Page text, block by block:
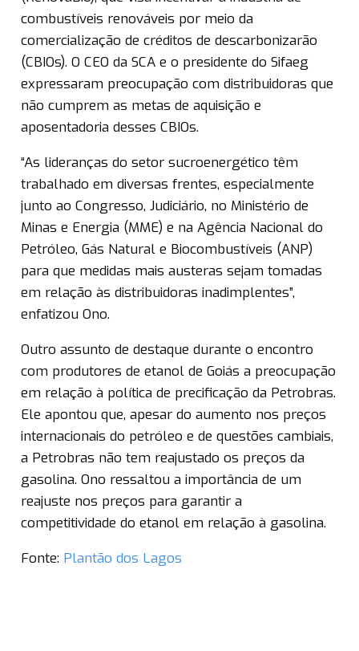
combustíveis renováveis por meio da
comercialização de créditos de descarbonizarão
(CBIOs). O CEO da SCA e o presidente do Sifaeg
expressaram preocupação com distribuidoras que
não cumprem as metas de aquisição e
aposentadoria desses CBIOs.
“As lideranças do setor sucroenergético têm
trabalhado em diversas frentes, especialmente
junto ao Congresso, Judiciário, no Ministério de
Minas e Energia (MME) e na Agência Nacional do
Petróleo, Gás Natural e Biocombustíveis (ANP)
para que medidas mais austeras sejam tomadas
em relação às distribuidoras inadimplentes”,
enfatizou Ono.
Outro assunto de destaque durante o encontro
com produtores de etanol de Goiás a preocupação
em relação à política de precificação da Petrobras.
Ele apontou que, apesar do aumento nos preços
internacionais do petróleo e de questões cambiais,
a Petrobras não tem reajustado os preços da
gasolina. Ono ressaltou a importância de um
reajuste nos preços para garantir a
competitividade do etanol em relação à gasolina.
Fonte: Plantão dos Lagos